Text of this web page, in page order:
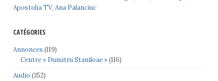
Apostolia TV, Ana Palanciuc
CATÉGORIES
Annonces (119)
Centre « Dumitru Staniloae »(116)
Audio (352)